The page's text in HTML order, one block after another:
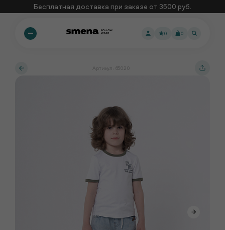
Бесплатная доставка при заказе от 3500 руб.
0
0
Артикул: 65020